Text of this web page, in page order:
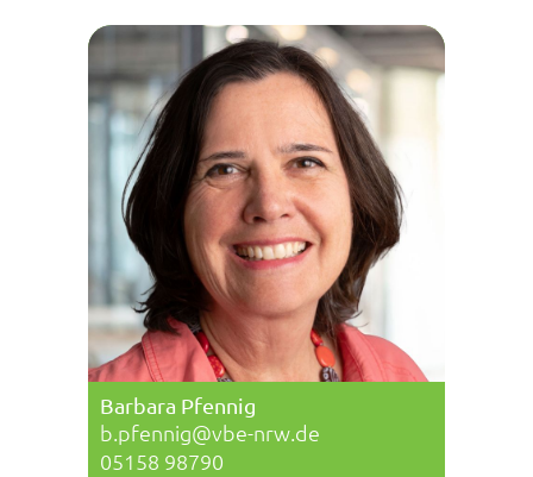
Barbara Pfennig
b.pfennig@vbe-nrw.de
05158 98790